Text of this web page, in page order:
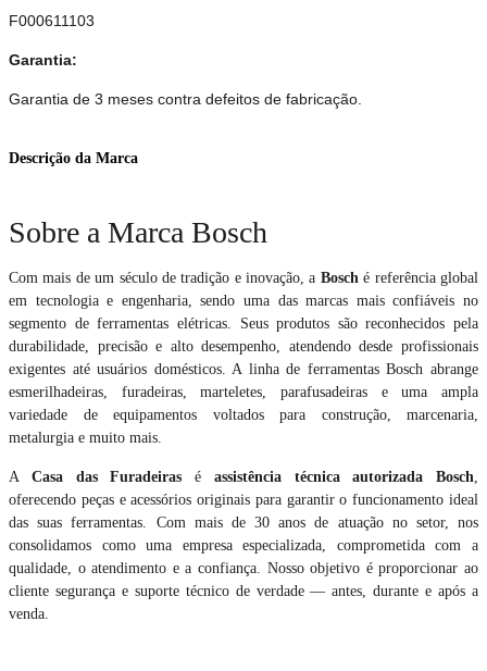
F000611103
Garantia:
Garantia de 3 meses contra defeitos de fabricação.
Descrição da Marca
Sobre a Marca Bosch
Com mais de um século de tradição e inovação, a Bosché referência global
em tecnologia e engenharia, sendo uma das marcas mais confiáveis no
segmento de ferramentas elétricas. Seus produtos são reconhecidos pela
durabilidade, precisão e alto desempenho, atendendo desde profissionais
exigentes até usuários domésticos. A linha de ferramentas Bosch abrange
esmerilhadeiras, furadeiras, marteletes, parafusadeiras e uma ampla
variedade de equipamentos voltados para construção, marcenaria,
metalurgia e muito mais.
A Casa das Furadeiras é assistência técnica autorizada Bosch,
oferecendo peças e acessórios originais para garantir o funcionamento ideal
das suas ferramentas. Com mais de 30 anos de atuação no setor, nos
consolidamos como uma empresa especializada, comprometida com a
qualidade, o atendimento e a confiança. Nosso objetivo é proporcionar ao
cliente segurança e suporte técnico de verdade — antes, durante e após a
venda.